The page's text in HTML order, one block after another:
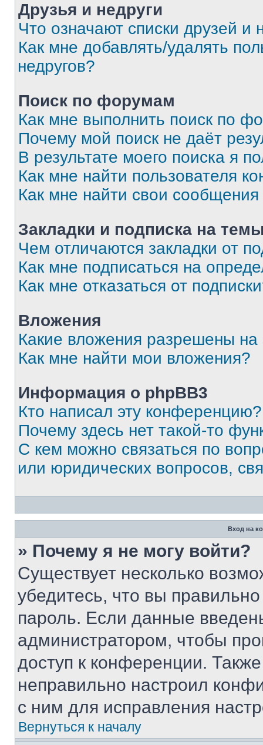
Друзья и недруги
Что означают списки друзей и
Как мне добавлять/удалять
недругов?
Поиск по форумам
Как мне выполнить поиск по
Почему мой поиск не даёт
В результате моего поиска я
Как мне найти пользователя
Как мне найти свои
Закладки и подписка на
Чем отличаются закладки от
Как мне подписаться на
Как мне отказаться от
Вложения
Какие вложения разрешены
Как мне найти мои вложения?
Информация о phpBB3
Кто написал эту конференцию?
Почему здесь нет такой-то
С кем можно связаться по
или юридических вопросов,
Вход на
» Почему я не могу войти?
Существует несколько
убедитесь, что вы
пароль. Если данные
администратором, чтобы
доступ к конференции.
неправильно настроил
с ним для исправления
Вернуться к началу